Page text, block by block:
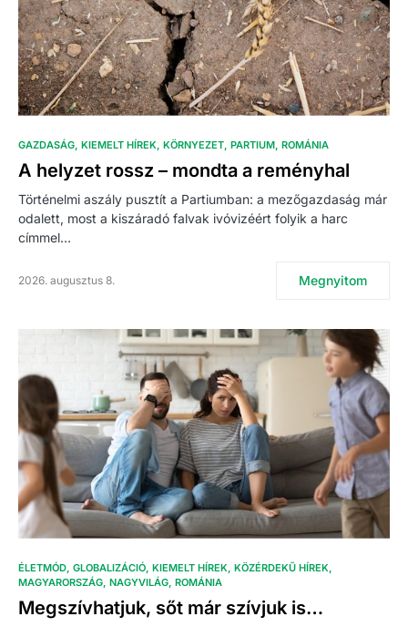
GAZDASÁG KIEMELT HÍREK KÖRNYEZET PARTIUM ROMÁNIA
A helyzet rossz – mondta a reményhal
Történelmi aszály pusztít a Partiumban: a mezőgazdaság már
odalett, most a kiszáradó falvak ivóvizéért folyik a harc
címmel…
2026. augusztus 8. Megnyitom
ÉLETMÓD GLOBALIZÁCIÓ KIEMELT HÍREK KÖZÉRDEKŰ HÍREK
MAGYARORSZÁG NAGYVILÁG ROMÁNIA
Megszívhatjuk, sőt már szívjuk is…